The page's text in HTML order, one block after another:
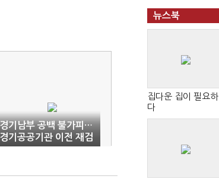
경기남부 공백 불가피…
경기공공기관 이전 재검
토
뉴스북
집다운 집이 필요하
다